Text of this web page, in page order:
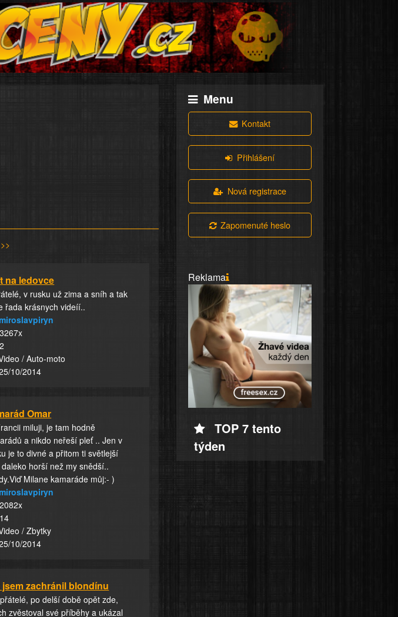
>>
na ledovce
v rusku už zima a sníh a tak
řada krásnych videíí..
3267x
2
/ Auto-moto
10/2014
Omar
miluji, je tam hodně
a nikdo neřeší pleť .. Jen v
je to divné a přitom ti světlejší
horší než my snědší..
Milane kamaráde můj:- )
2082x
14
/ Zbytky
10/2014
jsem zachránil blondínu
po delší době opět zde,
zvěstoval své příběhy a ukázal
Menu
Kontakt
Přihlášení
Nová registrace
Zapomenuté heslo
Reklama
TOP 7 tento
týden